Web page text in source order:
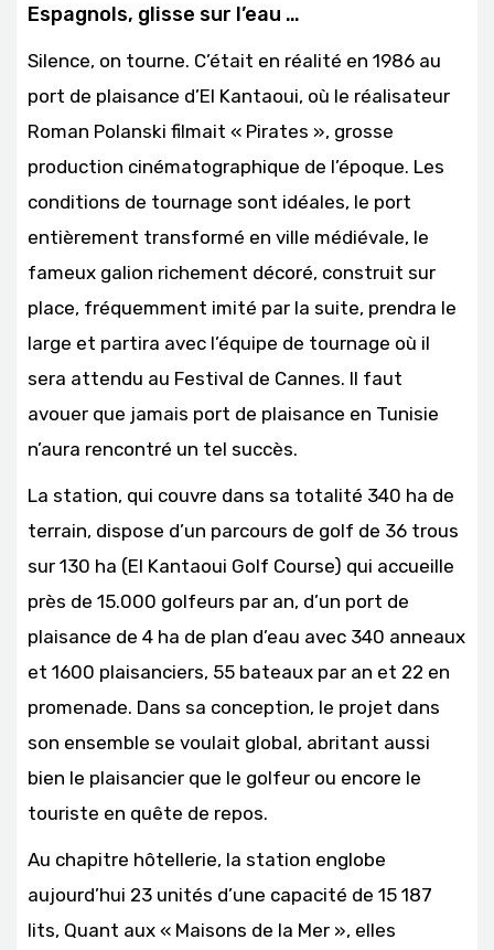
Espagnols, glisse sur l’eau …
Silence, on tourne. C’était en réalité en 1986 au
port de plaisance d’El Kantaoui, où le réalisateur
Roman Polanski filmait « Pirates », grosse
production cinématographique de l’époque. Les
conditions de tournage sont idéales, le port
entièrement transformé en ville médiévale, le
fameux galion richement décoré, construit sur
place, fréquemment imité par la suite, prendra le
large et partira avec l’équipe de tournage où il
sera attendu au Festival de Cannes. Il faut
avouer que jamais port de plaisance en Tunisie
n’aura rencontré un tel succès.
La station, qui couvre dans sa totalité 340 ha de
terrain, dispose d’un parcours de golf de 36 trous
sur 130 ha (El Kantaoui Golf Course) qui accueille
près de 15.000 golfeurs par an, d’un port de
plaisance de 4 ha de plan d’eau avec 340 anneaux
et 1600 plaisanciers, 55 bateaux par an et 22 en
promenade. Dans sa conception, le projet dans
son ensemble se voulait global, abritant aussi
bien le plaisancier que le golfeur ou encore le
touriste en quête de repos.
Au chapitre hôtellerie, la station englobe
aujourd’hui 23 unités d’une capacité de 15 187
lits, Quant aux « Maisons de la Mer », elles